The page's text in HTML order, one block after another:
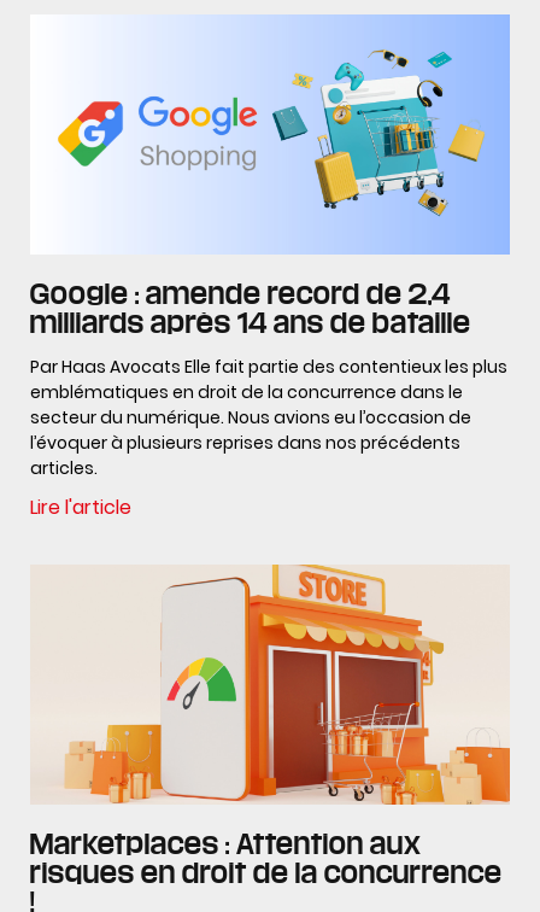
Google : amende record de 2,4
milliards après 14 ans de bataille
Par Haas Avocats Elle fait partie des contentieux les plus
emblématiques en droit de la concurrence dans le
secteur du numérique. Nous avions eu l’occasion de
l’évoquer à plusieurs reprises dans nos précédents
articles.
Lire l'article
Marketplaces : Attention aux
risques en droit de la concurrence
!